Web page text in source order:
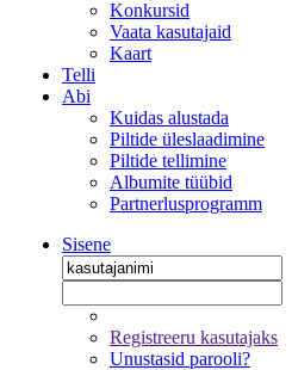
Konkursid
Vaata kasutajaid
Kaart
Telli
Abi
Kuidas alustada
Piltide üleslaadimine
Piltide tellimine
Albumite tüübid
Partnerlusprogramm
Sisene
Registreeru kasutajaks
Unustasid parooli?